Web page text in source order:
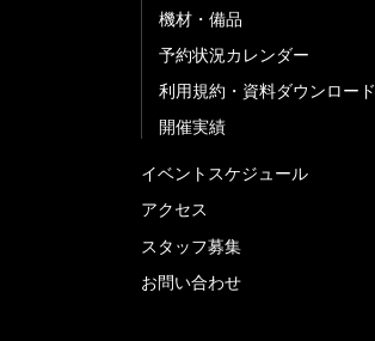
機材・備品
予約状況カレンダー
利用規約・資料ダウンロード
開催実績
イベントスケジュール
アクセス
スタッフ募集
お問い合わせ